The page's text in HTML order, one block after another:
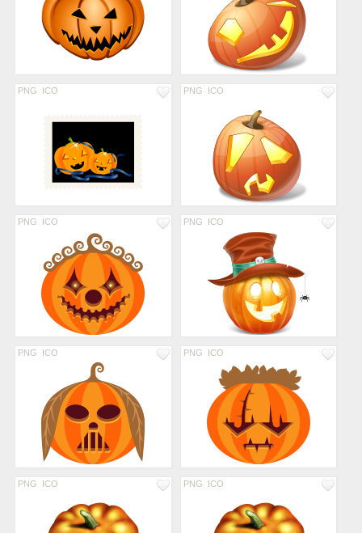
PNG ICO PNG ICO
PNG ICO PNG ICO
PNG ICO PNG ICO
PNG ICO PNG ICO